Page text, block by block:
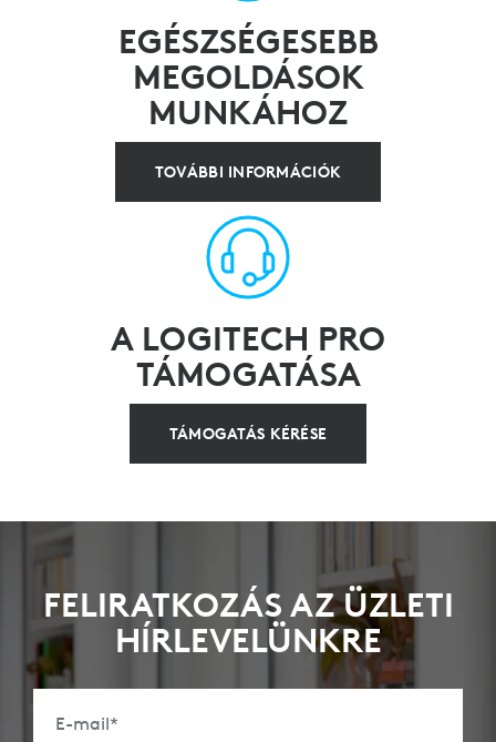
EGÉSZSÉGESEBB
MEGOLDÁSOK
MUNKÁHOZ
TOVÁBBI INFORMÁCIÓK
A LOGITECH PRO
TÁMOGATÁSA
TÁMOGATÁS KÉRÉSE
FELIRATKOZÁS AZ ÜZLETI
HÍRLEVELÜNKRE
E-mail*